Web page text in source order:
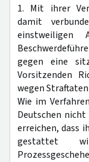
1. Mit ihrer
damit
einstweiligen
gegen eine
Vorsitzenden
wegen
Wie im Verfahren
Deutschen nicht
erreichen, dass
gestattet